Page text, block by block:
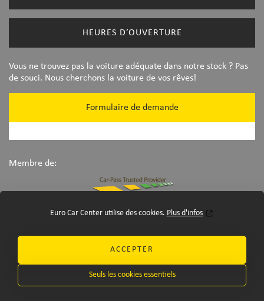
Euro Car Center utilise des cookies. Plus d'infos
ACCEPTER
Seuls les cookies essentiels
HEURES D’OUVERTURE
Vous ne trouvez pas la voiture adéquate dans notre stock ? Pas
de souci. Nous cherchons la voiture de vos rêves!
Formulaire de demande
Membre de:
©Euro Car Center 2026 -disclaimer